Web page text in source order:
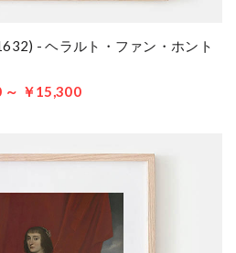
- ヘラルト・ファン・ホント
～ ￥15,300